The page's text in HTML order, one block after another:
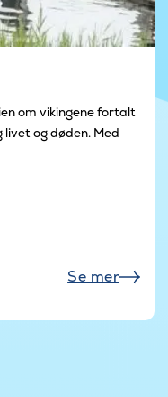
om vikingene fortalt
og døden. Med
Se mer